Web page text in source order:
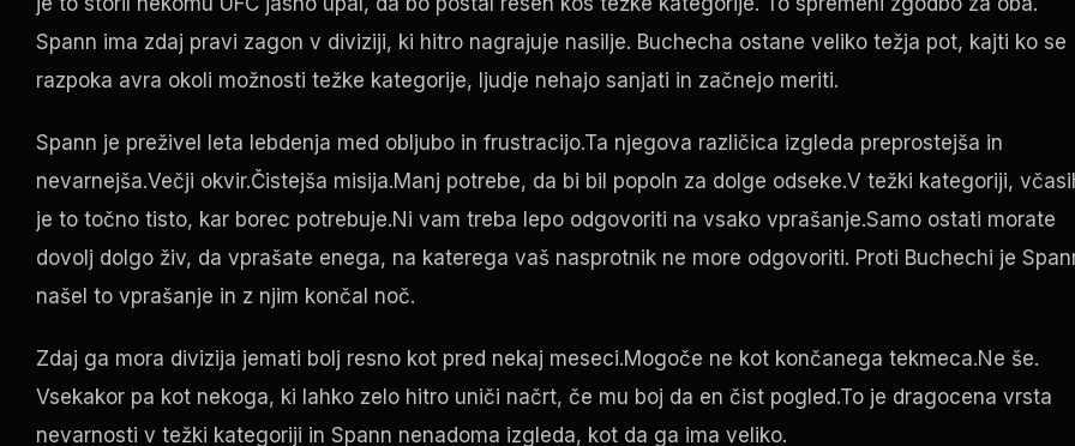
Spann ima zdaj pravi zagon v diviziji, ki hitro nagrajuje nasilje. Buchecha ostane veliko težja pot, kajti ko se
razpoka avra okoli možnosti težke kategorije, ljudje nehajo sanjati in začnejo meriti.
Spann je preživel leta lebdenja med obljubo in frustracijo.Ta njegova različica izgleda preprostejša in
nevarnejša.Večji okvir.Čistejša misija.Manj potrebe, da bi bil popoln za dolge odseke.V težki kategoriji,
je to točno tisto, kar borec potrebuje.Ni vam treba lepo odgovoriti na vsako vprašanje.Samo ostati morate
dovolj dolgo živ, da vprašate enega, na katerega vaš nasprotnik ne more odgovoriti. Proti Buchechi je
našel to vprašanje in z njim končal noč.
Zdaj ga mora divizija jemati bolj resno kot pred nekaj meseci.Mogoče ne kot končanega tekmeca.Ne še.
Vsekakor pa kot nekoga, ki lahko zelo hitro uniči načrt, če mu boj da en čist pogled.To je dragocena vrsta
nevarnosti v težki kategoriji in Spann nenadoma izgleda, kot da ga ima veliko.